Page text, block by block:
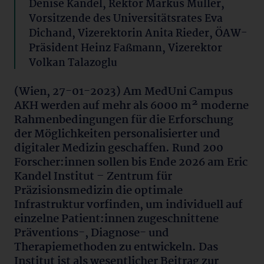
Denise Kandel, Rektor Markus Müller,
Vorsitzende des Universitätsrates Eva
Dichand, Vizerektorin Anita Rieder, ÖAW-
Präsident Heinz Faßmann, Vizerektor
Volkan Talazoglu
(Wien, 27-01-2023) Am MedUni Campus
AKH werden auf mehr als 6000 m² moderne
Rahmenbedingungen für die Erforschung
der Möglichkeiten personalisierter und
digitaler Medizin geschaffen. Rund 200
Forscher:innen sollen bis Ende 2026 am Eric
Kandel Institut – Zentrum für
Präzisionsmedizin die optimale
Infrastruktur vorfinden, um individuell auf
einzelne Patient:innen zugeschnittene
Präventions-, Diagnose- und
Therapiemethoden zu entwickeln. Das